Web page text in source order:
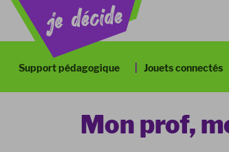
Support pédagogique Jouets connectés
Mon prof,